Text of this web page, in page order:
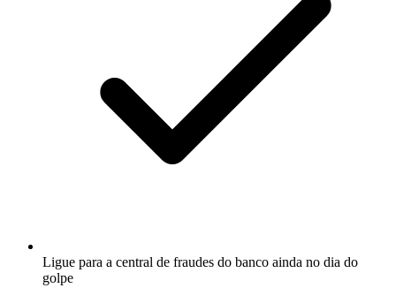
Ligue para a central de fraudes do banco ainda no dia do
golpe